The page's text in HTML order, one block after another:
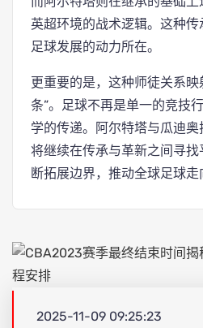
英超环境的战术逻辑。这种
足球发展的动力所在。
更重要的是，这种师徒关系
条”。足球不再是单一的竞技
学的传递。阿尔特塔与瓜迪
将继续在传承与革新之间寻
断拓展边界，推动全球足球走
2025-11-09 09:25:23